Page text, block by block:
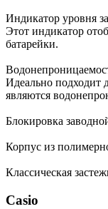
Индикатор уровня
Этот индикатор
батарейки.
Идеально подходит
являются
Блокировка
Корпус из
Классическая
Casio